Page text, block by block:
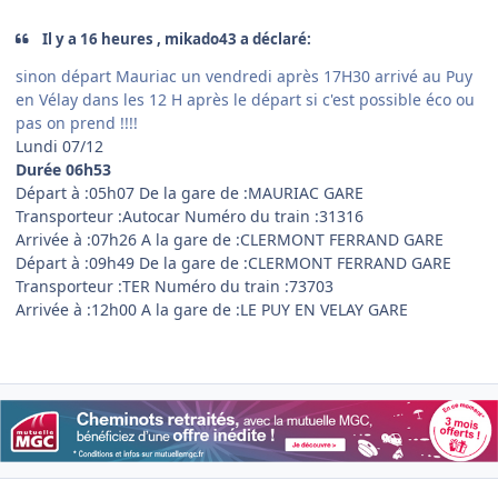
Il y a 16 heures , mikado43 a déclaré:
sinon départ Mauriac un vendredi après 17H30 arrivé au Puy
en Vélay dans les 12 H après le départ si c'est possible éco ou
pas on prend !!!!
Lundi 07/12
Durée 06h53
Départ à :05h07 De la gare de :MAURIAC GARE
Transporteur :Autocar Numéro du train :31316
Arrivée à :07h26 A la gare de :CLERMONT FERRAND GARE
Départ à :09h49 De la gare de :CLERMONT FERRAND GARE
Transporteur :TER Numéro du train :73703
Arrivée à :12h00 A la gare de :LE PUY EN VELAY GARE